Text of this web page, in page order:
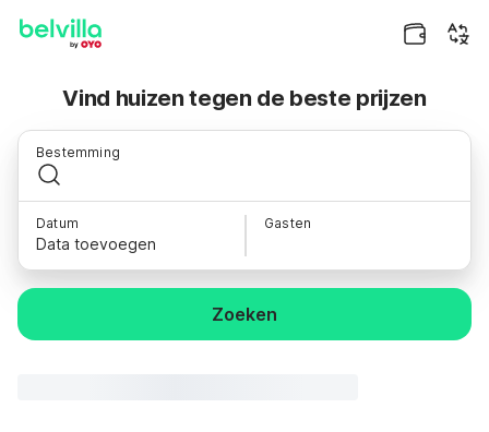
Vind huizen tegen de beste prijzen
Bestemming
Datum
Data toevoegen
Gasten
Zoeken